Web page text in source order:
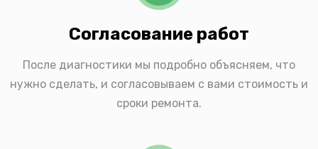
Согласование работ
После диагностики мы подробно объясняем, что
нужно сделать, и согласовываем с вами стоимость и
сроки ремонта.